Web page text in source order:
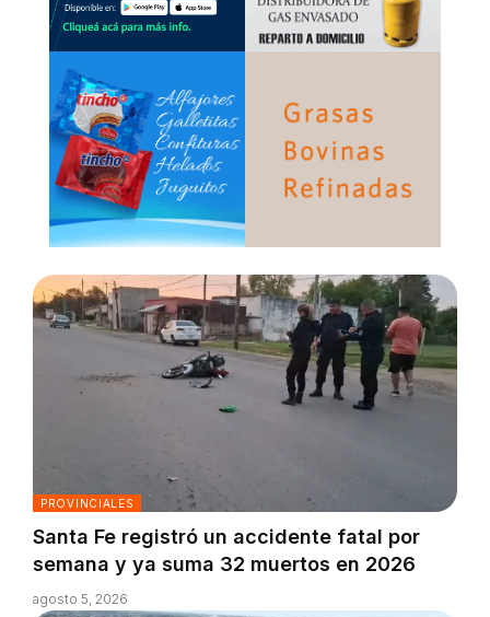
PROVINCIALES
Santa Fe registró un accidente fatal por
semana y ya suma 32 muertos en 2026
agosto 5, 2026